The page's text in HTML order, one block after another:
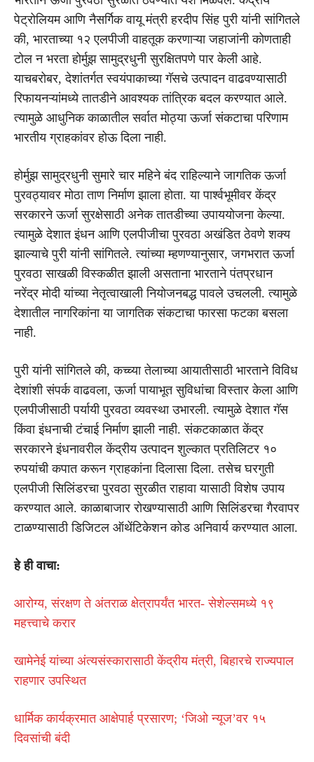
पेट्रोलियम आणि नैसर्गिक वायू मंत्री हरदीप सिंह पुरी यांनी सांगितले
की, भारताच्या १२ एलपीजी वाहतूक करणाऱ्या जहाजांनी कोणताही
टोल न भरता होर्मुझ सामुद्रधुनी सुरक्षितपणे पार केली आहे.
याचबरोबर, देशांतर्गत स्वयंपाकाच्या गॅसचे उत्पादन वाढवण्यासाठी
रिफायनऱ्यांमध्ये तातडीने आवश्यक तांत्रिक बदल करण्यात आले.
त्यामुळे आधुनिक काळातील सर्वात मोठ्या ऊर्जा संकटाचा परिणाम
भारतीय ग्राहकांवर होऊ दिला नाही.
होर्मुझ सामुद्रधुनी सुमारे चार महिने बंद राहिल्याने जागतिक ऊर्जा
पुरवठ्यावर मोठा ताण निर्माण झाला होता. या पार्श्वभूमीवर केंद्र
सरकारने ऊर्जा सुरक्षेसाठी अनेक तातडीच्या उपाययोजना केल्या.
त्यामुळे देशात इंधन आणि एलपीजीचा पुरवठा अखंडित ठेवणे शक्य
झाल्याचे पुरी यांनी सांगितले. त्यांच्या म्हणण्यानुसार, जगभरात ऊर्जा
पुरवठा साखळी विस्कळीत झाली असताना भारताने पंतप्रधान
नरेंद्र मोदी यांच्या नेतृत्वाखाली नियोजनबद्ध पावले उचलली. त्यामुळे
देशातील नागरिकांना या जागतिक संकटाचा फारसा फटका बसला
नाही.
पुरी यांनी सांगितले की, कच्च्या तेलाच्या आयातीसाठी भारताने विविध
देशांशी संपर्क वाढवला, ऊर्जा पायाभूत सुविधांचा विस्तार केला आणि
एलपीजीसाठी पर्यायी पुरवठा व्यवस्था उभारली. त्यामुळे देशात गॅस
किंवा इंधनाची टंचाई निर्माण झाली नाही. संकटकाळात केंद्र
सरकारने इंधनावरील केंद्रीय उत्पादन शुल्कात प्रतिलिटर १०
रुपयांची कपात करून ग्राहकांना दिलासा दिला. तसेच घरगुती
एलपीजी सिलिंडरचा पुरवठा सुरळीत राहावा यासाठी विशेष उपाय
करण्यात आले. काळाबाजार रोखण्यासाठी आणि सिलिंडरचा गैरवापर
टाळण्यासाठी डिजिटल ऑथेंटिकेशन कोड अनिवार्य करण्यात आला.
हे ही वाचा:
आरोग्य, संरक्षण ते अंतराळ क्षेत्रापर्यंत भारत- सेशेल्समध्ये १९
महत्त्वाचे करार
खामेनेई यांच्या अंत्यसंस्कारासाठी केंद्रीय मंत्री, बिहारचे राज्यपाल
राहणार उपस्थित
धार्मिक कार्यक्रमात आक्षेपार्ह प्रसारण; ‘जिओ न्यूज’वर १५
दिवसांची बंदी